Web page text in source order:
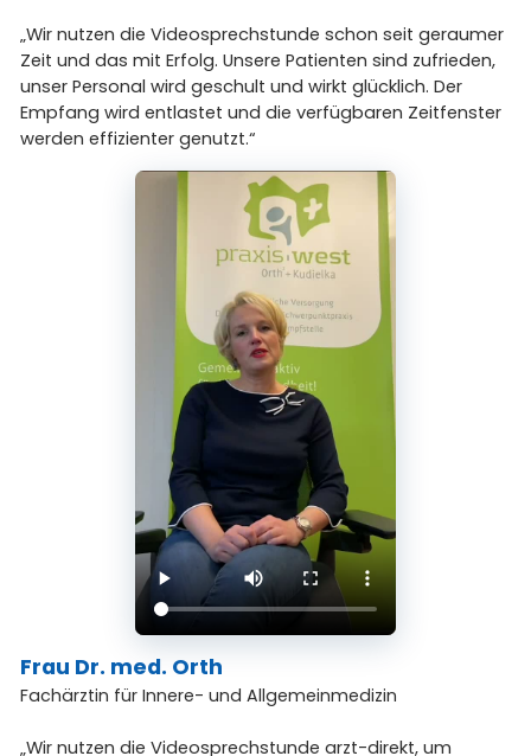
„Wir nutzen die Videosprechstunde schon seit geraumer
Zeit und das mit Erfolg. Unsere Patienten sind zufrieden,
unser Personal wird geschult und wirkt glücklich. Der
Empfang wird entlastet und die verfügbaren Zeitfenster
werden effizienter genutzt.“
Frau Dr. med. Orth
Fachärztin für Innere- und Allgemeinmedizin
„Wir nutzen die Videosprechstunde arzt-direkt, um